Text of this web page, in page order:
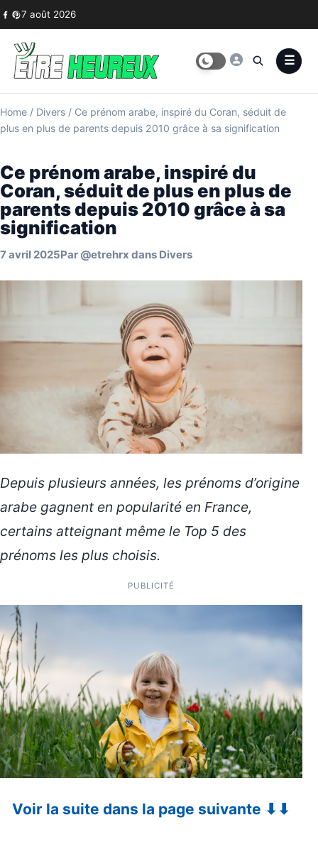
Skip to content
7 août 2026
Home / Divers / Ce prénom arabe, inspiré du Coran, séduit de
plus en plus de parents depuis 2010 grâce à sa signification
Ce prénom arabe, inspiré du
Coran, séduit de plus en plus de
parents depuis 2010 grâce à sa
signification
7 avril 2025Par @etrehrx dans Divers
Depuis plusieurs années, les prénoms d’origine
arabe gagnent en popularité en France,
certains atteignant même le Top 5 des
prénoms les plus choisis.
PUBLICITÉ
Voir la suite dans la page suivante ⬇⬇